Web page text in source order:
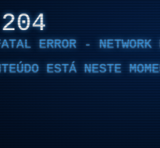
204
ERROR - NETWORK
ESTÁ NESTE